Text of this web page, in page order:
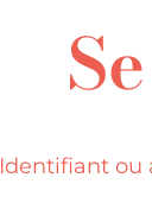
Identifiant ou